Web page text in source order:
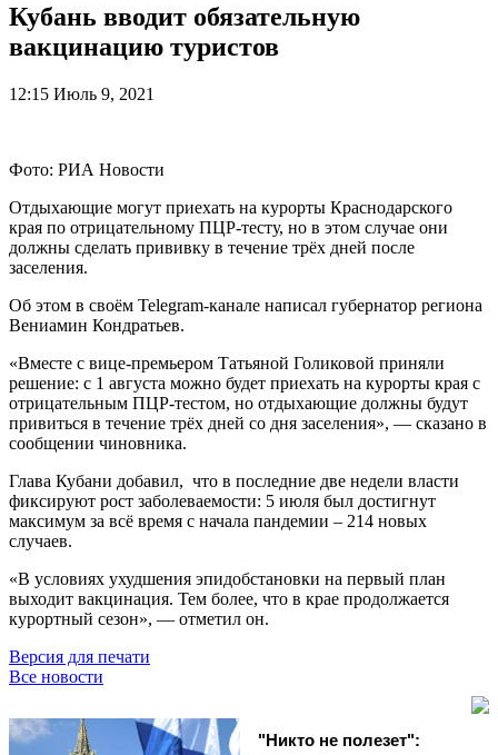
Кубань вводит обязательную
вакцинацию туристов
12:15 Июль 9, 2021
Фото: РИА Новости
Отдыхающие могут приехать на курорты Краснодарского
края по отрицательному ПЦР-тесту, но в этом случае они
должны сделать прививку в течение трёх дней после
заселения.
Об этом в своём Telegram-канале написал губернатор региона
Вениамин Кондратьев.
«Вместе с вице-премьером Татьяной Голиковой приняли
решение: с 1 августа можно будет приехать на курорты края с
отрицательным ПЦР-тестом, но отдыхающие должны будут
привиться в течение трёх дней со дня заселения», — сказано в
сообщении чиновника.
Глава Кубани добавил, что в последние две недели власти
фиксируют рост заболеваемости: 5 июля был достигнут
максимум за всё время с начала пандемии – 214 новых
случаев.
«В условиях ухудшения эпидобстановки на первый план
выходит вакцинация. Тем более, что в крае продолжается
курортный сезон», — отметил он.
Версия для печати
Все новости
"Никто не полезет":